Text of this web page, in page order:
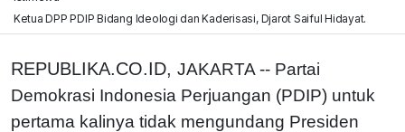
Ketua DPP PDIP Bidang Ideologi dan Kaderisasi, Djarot Saiful Hidayat.
REPUBLIKA.CO.ID, JAKARTA -- Partai
Demokrasi Indonesia Perjuangan (PDIP) untuk
pertama kalinya tidak mengundang Presiden